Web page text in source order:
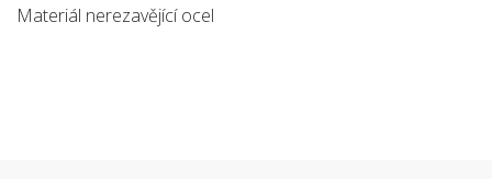
Materiál nerezavějící ocel